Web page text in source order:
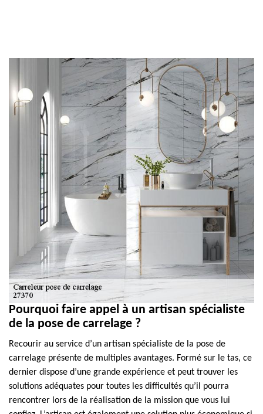
Pourquoi faire appel à un artisan spécialiste
de la pose de carrelage ?
Recourir au service d’un artisan spécialiste de la pose de
carrelage présente de multiples avantages. Formé sur le tas, ce
dernier dispose d’une grande expérience et peut trouver les
solutions adéquates pour toutes les difficultés qu’il pourra
rencontrer lors de la réalisation de la mission que vous lui